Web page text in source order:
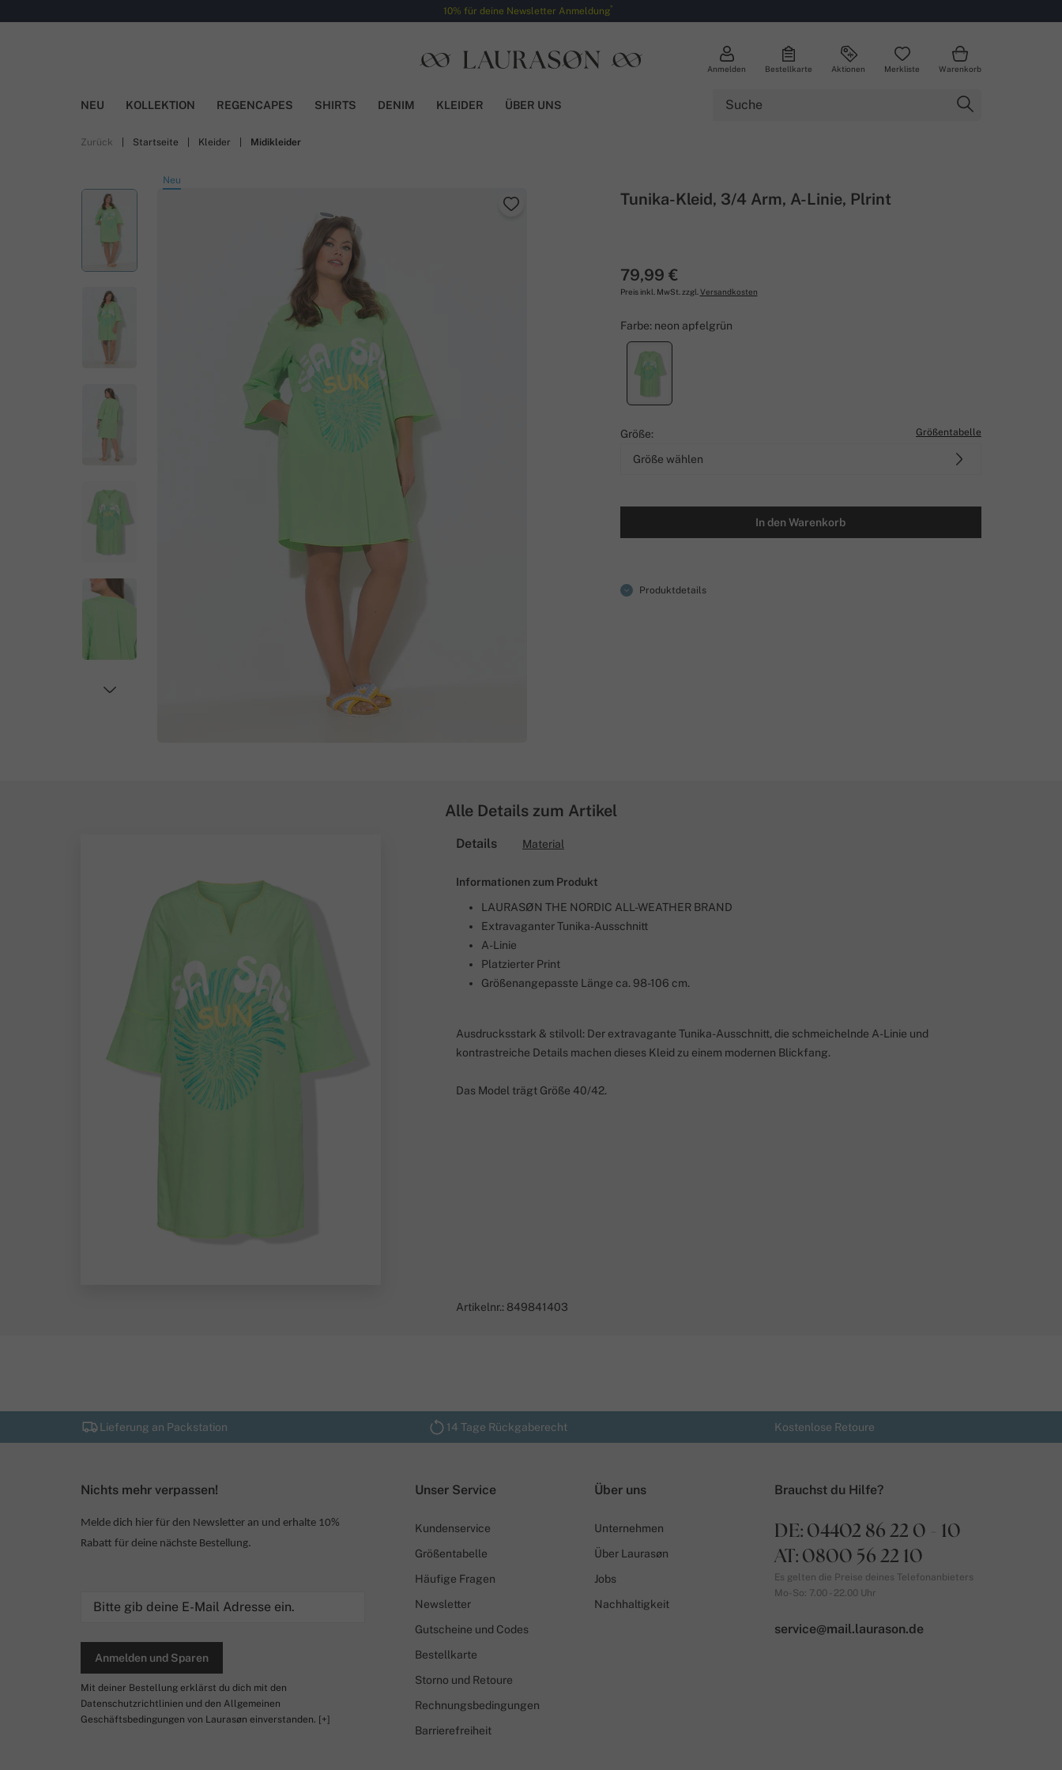
10% für deine Newsletter Anmeldung*
Anmelden Bestellkarte Aktionen Merkliste Warenkorb
NEU KOLLEKTION REGENCAPES SHIRTS DENIM KLEIDER ÜBER UNS
Zurück Startseite Kleider Midikleider
Neu
Tunika-Kleid, 3/4 Arm, A-Linie, Plrint
79,99 €
Preis inkl. MwSt. zzgl. Versandkosten
Farbe: neon apfelgrün
Größe: Größentabelle
Größe wählen
In den Warenkorb
Produktdetails
Alle Details zum Artikel
Details Material
Informationen zum Produkt
LAURASØN THE NORDIC ALL-WEATHER BRAND
Extravaganter Tunika-Ausschnitt
A-Linie
Platzierter Print
Größenangepasste Länge ca. 98-106 cm.
Ausdrucksstark & stilvoll: Der extravagante Tunika-Ausschnitt, die schmeichelnde A-Linie und
kontrastreiche Details machen dieses Kleid zu einem modernen Blickfang.
Das Model trägt Größe 40/42.
Artikelnr.: 849841403
Lieferung an Packstation 14 Tage Rückgaberecht Kostenlose Retoure
Nichts mehr verpassen!
Melde dich hier für den Newsletter an und erhalte 10%
Rabatt für deine nächste Bestellung.
Anmelden und Sparen
Mit deiner Bestellung erklärst du dich mit den
Datenschutzrichtlinien und den Allgemeinen
Geschäftsbedingungen von Laurasøn einverstanden. [+]
Unser Service
Kundenservice
Größentabelle
Häufige Fragen
Newsletter
Gutscheine und Codes
Bestellkarte
Storno und Retoure
Rechnungsbedingungen
Barrierefreiheit
Über uns
Unternehmen
Über Laurasøn
Jobs
Nachhaltigkeit
Brauchst du Hilfe?
DE: 04402 86 22 0 - 10
AT: 0800 56 22 10
Es gelten die Preise deines Telefonanbieters
Mo-So: 7.00 - 22.00 Uhr
service@mail.laurason.de